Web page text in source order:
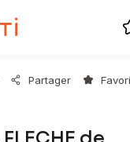
Partager